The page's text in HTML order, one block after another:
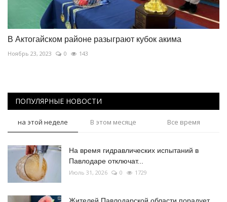
В Актогайском районе разыграют кубок акима
Ноябрь 23, 2023 0 143
ПОПУЛЯРНЫЕ НОВОСТИ
на этой неделе В этом месяце Все время
На время гидравлических испытаний в
Павлодаре отключат...
Июль 31, 2026 0 1729